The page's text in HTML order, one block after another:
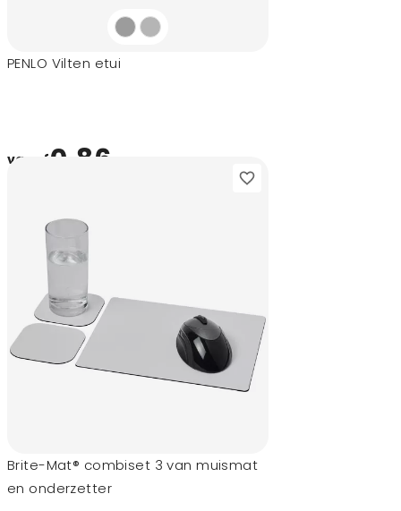
PENLO Vilten etui
vanaf0,86
Brite-Mat® combiset 3 van muismat
en onderzetter